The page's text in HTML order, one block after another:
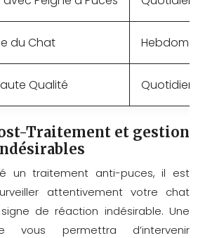
du Chat
Qualité
Traitement et gestion
un traitement anti-puces, il est
attentivement votre chat
de réaction indésirable. Une
vous permettra d’intervenir